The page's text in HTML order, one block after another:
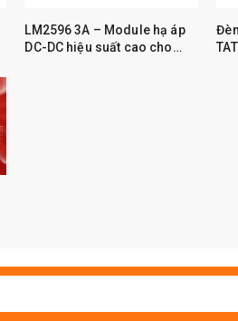
LM2596 3A – Module hạ áp
DC-DC hiệu suất cao cho